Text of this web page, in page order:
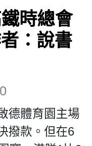
時總會
：說書
德體育園主場
撥款。但在6